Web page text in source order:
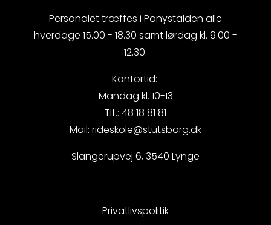
Personalet træffes i Ponystalden alle
hverdage 15.00 - 18.30 samt lørdag kl. 9.00 -
12.30.
Kontortid:
Mandag kl. 10-13
Tlf.: 48 18 81 81
Mail: rideskole@stutsborg.dk
Slangerupvej 6, 3540 Lynge
Privatlivspolitik